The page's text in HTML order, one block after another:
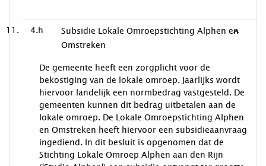
4.h
Subsidie Lokale Omroepstichting Alphen en
Omstreken
De gemeente heeft een zorgplicht voor de
bekostiging van de lokale omroep. Jaarlijks wordt
hiervoor landelijk een normbedrag vastgesteld. De
gemeenten kunnen dit bedrag uitbetalen aan de
lokale omroep. De Lokale Omroepstichting Alphen
en Omstreken heeft hiervoor een subsidieaanvraag
ingediend. In dit besluit is opgenomen dat de
Stichting Lokale Omroep Alphen aan den Rijn